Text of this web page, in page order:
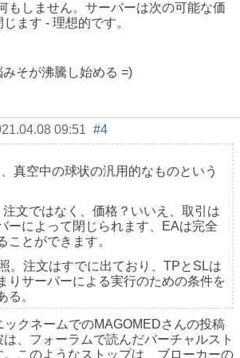
もしません。サーバーは次の可能な価
ます - 理想的です。
そが沸騰し始める =)
09:51 #4
真空中の球状の汎用的なものという
文ではなく、価格？いいえ、取引は
ーによって閉じられます、EAは完全
ことができます。
。注文はすでに出ており、TPとSLは
りサーバーによる実行のための条件を
る。
ックネームでのMAGOMEDさんの投稿
、フォーラムで読んだバーチャルスト
。このようなストップは、ブローカーの